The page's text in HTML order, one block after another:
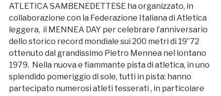
ATLETICA SAMBENEDETTESE ha organizzato, in
collaborazione con la Federazione Italiana di Atletica
leggera, il MENNEA DAY per celebrare l’anniversario
dello storico record mondiale sui 200 metri di 19”72
ottenuto dal grandissimo Pietro Mennea nel lontano
1979. Nella nuova e fiammante pista di atletica, in uno
splendido pomeriggio di sole, tutti in pista: hanno
partecipato numerosi atleti tesserati , in particolare